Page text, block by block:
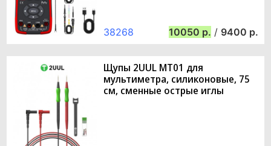
38268 10050 / 9400
Щупы 2UUL MT01 для
мультиметра, силиконовые, 75
см, сменные острые иглы